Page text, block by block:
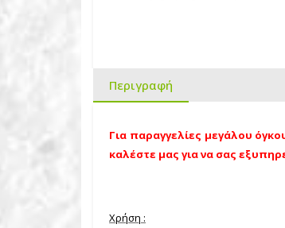
Περιγραφή
Για παραγγελίες μεγάλου
καλέστε μας για να σας
Χρήση :